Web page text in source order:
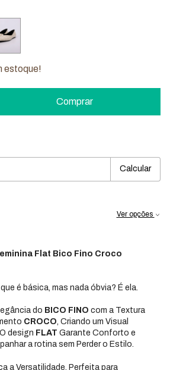
estoque!
Calcular
Ver opções
Flat Bico Fino Croco
é básica, mas nada óbvia? É ela.
do BICO FINO com a Textura
CROCO, Criando um Visual
design FLAT Garante Conforto e
a rotina sem Perder o Estilo.
a Versatilidade, Perfeita para